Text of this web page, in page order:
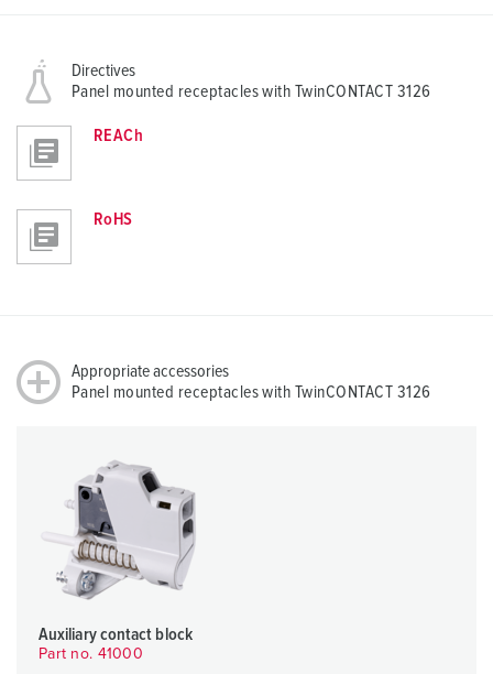
Directives
Panel mounted receptacles with TwinCONTACT 3126
REACh
RoHS
Appropriate accessories
Panel mounted receptacles with TwinCONTACT 3126
Auxiliary contact block
Part no. 41000